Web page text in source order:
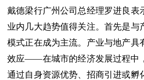
戴德梁行广州公司总经理罗进良表
业内几大趋势值得关注。首先是与
模式正在成为主流。产业与地产具
效应——在城市的经济发展过程中
通过自身资源优势、招商引进或孵